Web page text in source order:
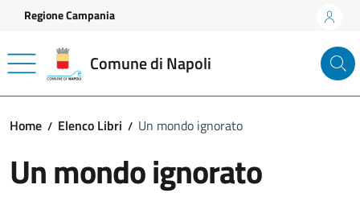
Vai ai contenuti
Vai al footer
Regione Campania
Comune di Napoli
Home Elenco Libri Un mondo ignorato
Un mondo ignorato